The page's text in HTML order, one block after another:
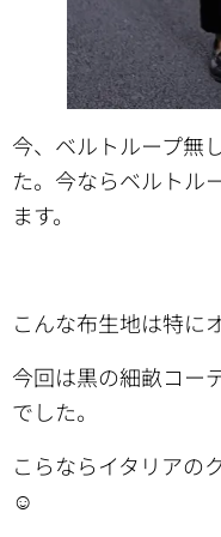
今、ベルトループ無
た。今ならベルトル
ます。
こんな布生地は特に
今回は黒の細畝コー
でした。
こらならイタリアの
☺